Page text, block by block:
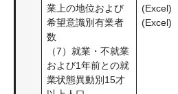
業上の地位および
希望意識別有業者
数
（7）就業・不就業
および1年前との就
業状態異動別15才
(Excel)
(Excel)